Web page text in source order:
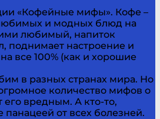
«Кофейные мифы». Кофе –
и модных блюд на
любимый, напиток
поднимает настроение и
все 100% (как и хорошие
в разных странах мира. Но
количество мифов о
его вредным. А кто-то,
панацеей от всех болезней.